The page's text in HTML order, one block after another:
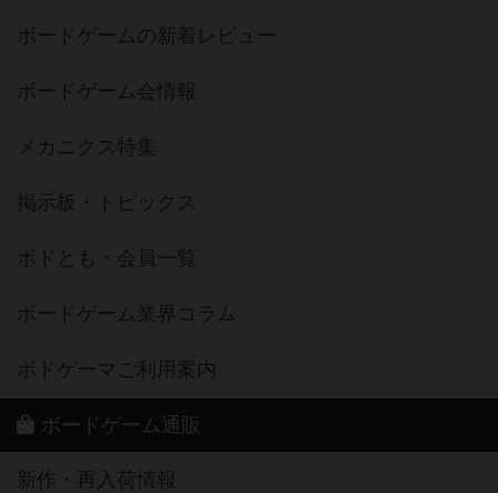
ボードゲームの新着レビュー
ボードゲーム会情報
メカニクス特集
掲示板・トピックス
ボドとも・会員一覧
ボードゲーム業界コラム
ボドゲーマご利用案内
ボードゲーム通販
新作・再入荷情報